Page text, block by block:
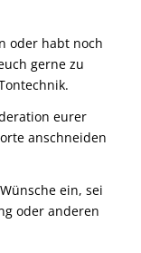
oder habt noch
gerne zu
eurer
anschneiden
ein, sei
oder anderen